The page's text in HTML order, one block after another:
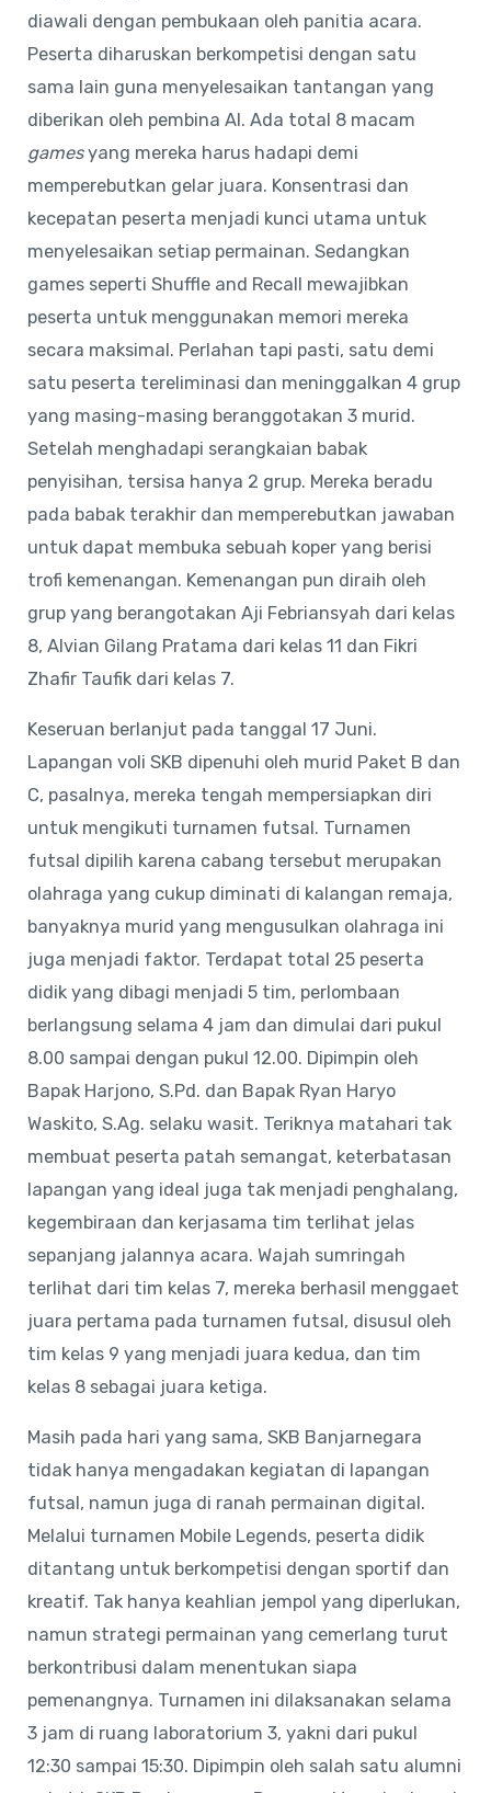
diawali dengan pembukaan oleh panitia acara.
Peserta diharuskan berkompetisi dengan satu
sama lain guna menyelesaikan tantangan yang
diberikan oleh pembina AI. Ada total 8 macam
gamesyang mereka harus hadapi demi
memperebutkan gelar juara. Konsentrasi dan
kecepatan peserta menjadi kunci utama untuk
menyelesaikan setiap permainan. Sedangkan
games seperti Shuffle and Recall mewajibkan
peserta untuk menggunakan memori mereka
secara maksimal. Perlahan tapi pasti, satu demi
satu peserta tereliminasi dan meninggalkan 4 grup
yang masing-masing beranggotakan 3 murid.
Setelah menghadapi serangkaian babak
penyisihan, tersisa hanya 2 grup. Mereka beradu
pada babak terakhir dan memperebutkan jawaban
untuk dapat membuka sebuah koper yang berisi
trofi kemenangan. Kemenangan pun diraih oleh
grup yang berangotakan Aji Febriansyah dari kelas
8, Alvian Gilang Pratama dari kelas 11 dan Fikri
Zhafir Taufik dari kelas 7.
Keseruan berlanjut pada tanggal 17 Juni.
Lapangan voli SKB dipenuhi oleh murid Paket B dan
C, pasalnya, mereka tengah mempersiapkan diri
untuk mengikuti turnamen futsal. Turnamen
futsal dipilih karena cabang tersebut merupakan
olahraga yang cukup diminati di kalangan remaja,
banyaknya murid yang mengusulkan olahraga ini
juga menjadi faktor. Terdapat total 25 peserta
didik yang dibagi menjadi 5 tim, perlombaan
berlangsung selama 4 jam dan dimulai dari pukul
8.00 sampai dengan pukul 12.00. Dipimpin oleh
Bapak Harjono, S.Pd. dan Bapak Ryan Haryo
Waskito, S.Ag. selaku wasit. Teriknya matahari tak
membuat peserta patah semangat, keterbatasan
lapangan yang ideal juga tak menjadi penghalang,
kegembiraan dan kerjasama tim terlihat jelas
sepanjang jalannya acara. Wajah sumringah
terlihat dari tim kelas 7, mereka berhasil menggaet
juara pertama pada turnamen futsal, disusul oleh
tim kelas 9 yang menjadi juara kedua, dan tim
kelas 8 sebagai juara ketiga.
Masih pada hari yang sama, SKB Banjarnegara
tidak hanya mengadakan kegiatan di lapangan
futsal, namun juga di ranah permainan digital.
Melalui turnamen Mobile Legends, peserta didik
ditantang untuk berkompetisi dengan sportif dan
kreatif. Tak hanya keahlian jempol yang diperlukan,
namun strategi permainan yang cemerlang turut
berkontribusi dalam menentukan siapa
pemenangnya. Turnamen ini dilaksanakan selama
3 jam di ruang laboratorium 3, yakni dari pukul
12:30 sampai 15:30. Dipimpin oleh salah satu alumni